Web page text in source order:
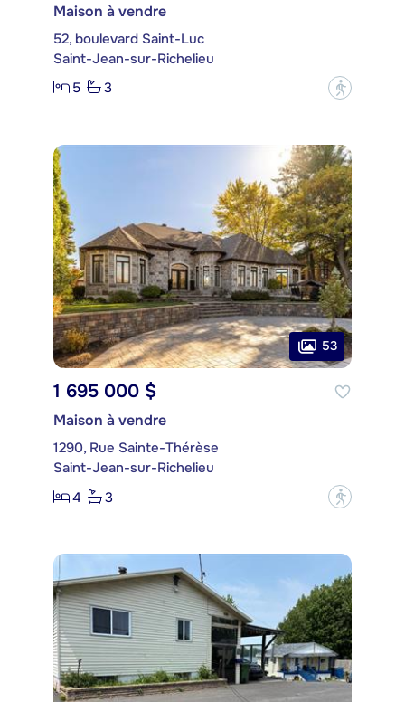
Maison à vendre
52, boulevard Saint-Luc
Saint-Jean-sur-Richelieu
5
3 ?
53
1 695 000 $
Maison à vendre
1290, Rue Sainte-Thérèse
Saint-Jean-sur-Richelieu
4
3 ?